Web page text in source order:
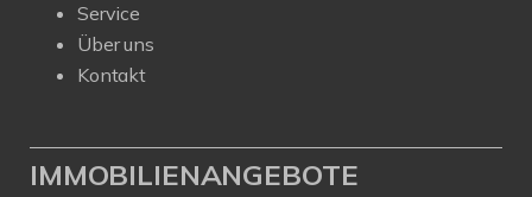
Service
Über uns
Kontakt
IMMOBILIENANGEBOTE